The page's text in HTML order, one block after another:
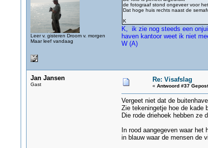
Leer v. gisteren Droom v. morgen
Maar leef vandaag
de fotograaf stond ongeveer voor
Dat hoge huis rechts naast de
K
K, ik zie nog steeds een
haven kantoor weet ik niet
W (A)
Jan Jansen
Gast
Re: Visafslag
« Antwoord #37
Vergeet niet dat de
Zie tekeningetje hoe de kade
Die rode driehoek hebben ze
In rood aangegeven waar het
in blauw waar de mensen de